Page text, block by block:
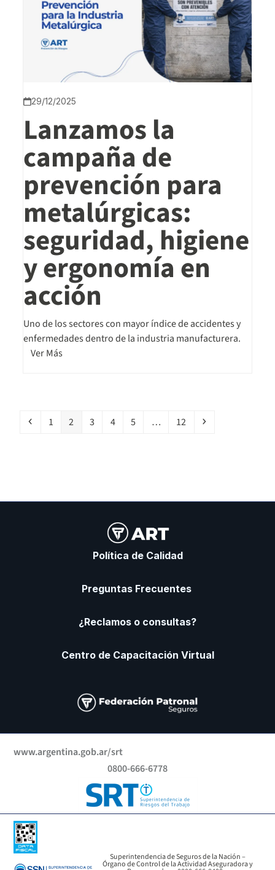
29/12/2025
Lanzamos la
campaña de
prevención para
metalúrgicas:
seguridad, higiene
y ergonomía en
acción
Uno de los sectores con mayor índice de accidentes y
enfermedades dentro de la industria manufacturera.
Ver Más
1 2 3 4 5 … 12
Política de Calidad
Preguntas Frecuentes
¿Reclamos o consultas?
Centro de Capacitación Virtual
0800-666-6778
www.argentina.gob.ar/srt
Superintendencia de Seguros de la Nación –
Órgano de Control de la Actividad Aseguradora y